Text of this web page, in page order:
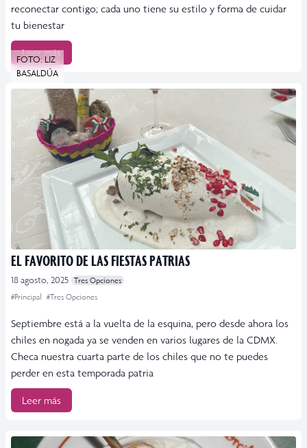
reconectar contigo; cada uno tiene su estilo y forma de cuidar
tu bienestar
Leer más
FOTO: LIZ
BASALDÚA
EL FAVORITO DE LAS FIESTAS PATRIAS
18 agosto, 2025 Tres Opciones
#Principal #Tres Opciones
Septiembre está a la vuelta de la esquina, pero desde ahora los
chiles en nogada ya se venden en varios lugares de la CDMX.
Checa nuestra cuarta parte de los chiles que no te puedes
perder en esta temporada patria
Leer más